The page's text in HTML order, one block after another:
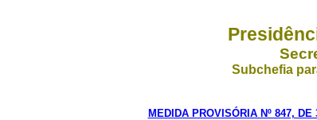
Subchefia
MEDIDA PROVISÓRIA Nº 847,